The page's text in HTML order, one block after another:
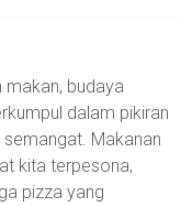
makan, budaya
dalam pikiran
semangat. Makanan
kita terpesona,
pizza yang